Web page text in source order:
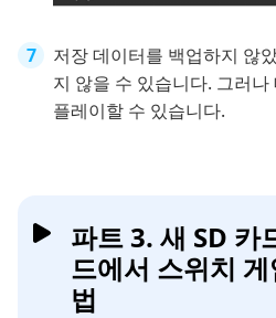
저장 데이터를 백업하지 않
지 않을 수 있습니다. 그러
플레이할 수 있습니다.
파트 3. 새 SD 카
드에서 스위치
법